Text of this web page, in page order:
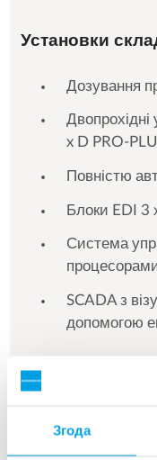
Згода
Установки
Дозування
Двопрохідні
x D PRO-
Повністю
Блоки EDI 3
Система
SCADA з
допомогою